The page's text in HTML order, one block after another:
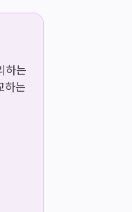
하는
하는